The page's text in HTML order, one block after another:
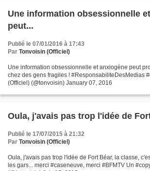
Une information obsessionnelle
peut...
Publié le 07/01/2016 à 17:43
Par Tonvoisin (Officiel)
Une information obsessionnelle et anxiogène peut
chez des gens fragiles ! #ResponsabiliteDesMedias
(Officiel) (@tonvoisin) January 07, 2016
Oula, j'avais pas trop l'idée de
Publié le 17/07/2015 à 21:32
Par Tonvoisin (Officiel)
Oula, j'avais pas trop l'idée de Fort Béar, la classe,
les gars... merci #caseneuve, merci #BFMTV Un